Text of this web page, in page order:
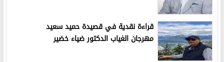
قراءة نقدية في قصيدة حميد سعيد
مهرجان الغياب الدكتور ضياء خضير